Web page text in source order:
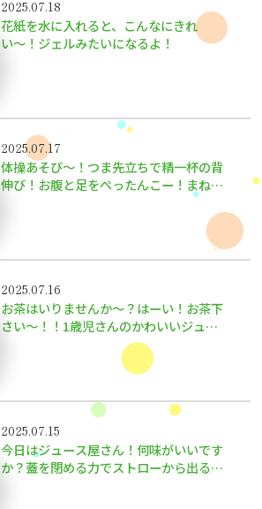
2025.07.18
花紙を水に入れると、こんなにきれ
い〜！ジェルみたいになるよ！
2025.07.17
体操あそび〜！つま先立ちで精一杯の背
伸び！お腹と足をぺったんこー！まねっ
2025.07.16
お茶はいりませんか〜？はーい！お茶下
さい〜！！1歳児さんのかわいいジュー
2025.07.15
今日はジュース屋さん！何味がいいです
か？蓋を閉める力でストローから出る量